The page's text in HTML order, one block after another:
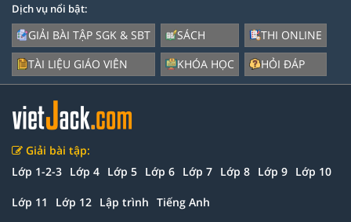
Dịch vụ nổi bật:
GIẢI BÀI TẬP SGK & SBT
TÀI LIỆU GIÁO VIÊN
SÁCH
KHÓA HỌC
THI ONLINE
HỎI ĐÁP
Giải bài tập:
Lớp 1-2-3 Lớp 4 Lớp 5 Lớp 6 Lớp 7 Lớp 8 Lớp 9 Lớp 10
Lớp 11 Lớp 12 Lập trình Tiếng Anh